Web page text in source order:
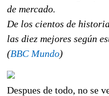
de mercado.
De los cientos de
las diez mejores según
(BBC Mundo)
Despues de todo, no se